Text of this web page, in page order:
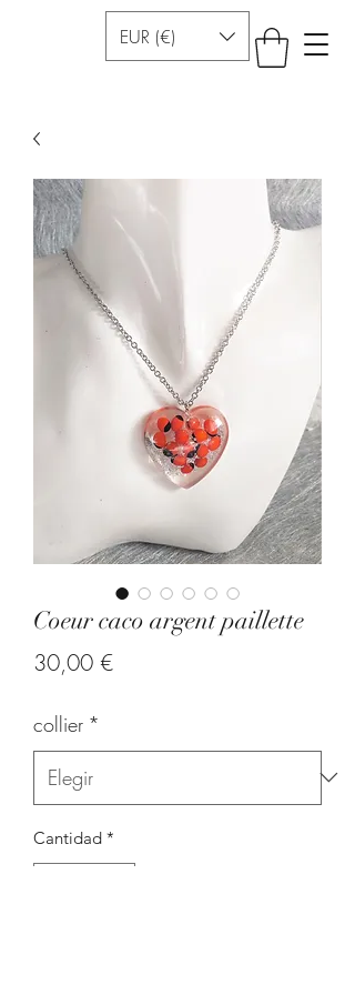
EUR (€)
Coeur caco argent paillette
30,00 €Precio
collier *
Cantidad *